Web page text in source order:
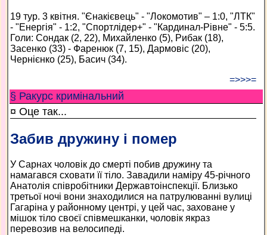
19 тур. 3 квітня. "Єнакієвець" - "Локомотив" – 1:0, "ЛТК"
- "Енергія" - 1:2, "Спортлідер+" - "Кардинал-Рівне" - 5:5.
Голи: Сондак (2, 22), Михайленко (5), Рибак (18),
Засенко (33) - Фаренюк (7, 15), Дармовіс (20),
Чернієнко (25), Басич (34).
=>>>=
§ Ракурс кримінальний
¤ Оце так...
Забив дружину і помер
У Сарнах чоловік до смерті побив дружину та
намагався сховати її тіло. Завадили наміру 45-річного
Анатолія співробітники Державтоінспекції. Близько
третьої ночі вони знаходилися на патрулюванні вулиці
Гагаріна у районному центрі, у цей час, заховане у
мішок тіло своєї співмешканки, чоловік якраз
перевозив на велосипеді.